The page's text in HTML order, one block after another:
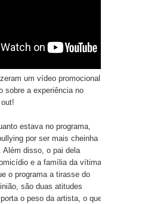
um vídeo promocional
sobre a experiência no
estava no programa,
por ser mais cheinha
Além disso, o pai dela
e a família da vítima
o programa a tirasse do
são duas atitudes
o peso da artista, o que